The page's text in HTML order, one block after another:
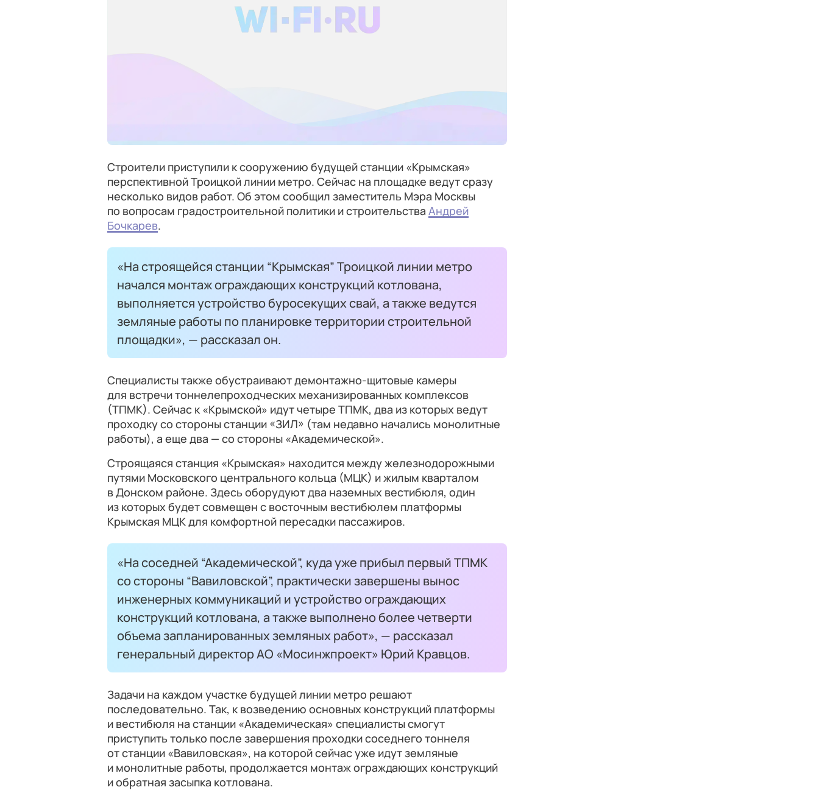
Строители приступили к сооружению будущей станции «Крымская»
перспективной Троицкой линии метро. Сейчас на площадке ведут сразу
несколько видов работ. Об этом сообщил заместитель Мэра Москвы
по вопросам градостроительной политики и строительства Андрей
Бочкарев.
«На строящейся станции “Крымская” Троицкой линии метро
начался монтаж ограждающих конструкций котлована,
выполняется устройство буросекущих свай, а также ведутся
земляные работы по планировке территории строительной
площадки», — рассказал он.
Специалисты также обустраивают демонтажно-щитовые камеры
для встречи тоннелепроходческих механизированных комплексов
(ТПМК). Сейчас к «Крымской» идут четыре ТПМК, два из которых ведут
проходку со стороны станции «ЗИЛ» (там недавно начались монолитные
работы), а еще два — со стороны «Академической».
Строящаяся станция «Крымская» находится между железнодорожными
путями Московского центрального кольца (МЦК) и жилым кварталом
в Донском районе. Здесь оборудуют два наземных вестибюля, один
из которых будет совмещен с восточным вестибюлем платформы
Крымская МЦК для комфортной пересадки пассажиров.
«На соседней “Академической”, куда уже прибыл первый ТПМК
со стороны “Вавиловской”, практически завершены вынос
инженерных коммуникаций и устройство ограждающих
конструкций котлована, а также выполнено более четверти
объема запланированных земляных работ», — рассказал
генеральный директор АО «Мосинжпроект» Юрий Кравцов.
Задачи на каждом участке будущей линии метро решают
последовательно. Так, к возведению основных конструкций платформы
и вестибюля на станции «Академическая» специалисты смогут
приступить только после завершения проходки соседнего тоннеля
от станции «Вавиловская», на которой сейчас уже идут земляные
и монолитные работы, продолжается монтаж ограждающих конструкций
и обратная засыпка котлована.